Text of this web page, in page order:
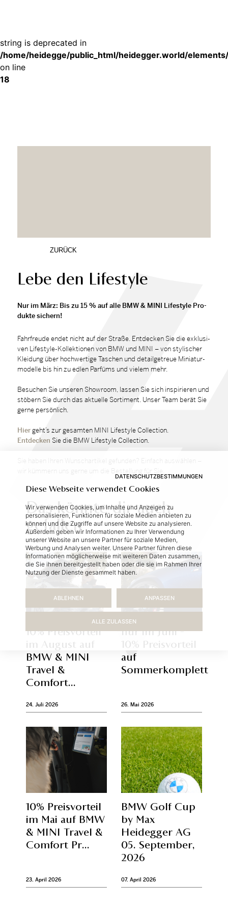
string is deprecated in
/home/heidegge/public_html/heidegger.world/
on line
18
ZURÜCK
Lebe den Lifestyle
Nur im März: Bis zu 15 % auf alle BMW & MINI Life­style Pro­
duk­te si­chern!
Fahr­freu­de en­det nicht auf der Stra­ße. Ent­de­cken Sie die ex­klu­si­
ven Life­style-Kol­lek­tio­nen von BMW und MINI – von sty­li­scher
Klei­dung über hoch­wer­ti­ge Ta­schen und de­tail­ge­treue Mi­nia­tur­
mo­del­le bis hin zu ed­len Par­füms und vie­lem mehr.
Be­su­chen Sie un­se­ren Show­room, las­sen Sie sich in­spi­rie­ren und
stö­bern Sie durch das ak­tu­el­le Sor­ti­ment. Un­ser Team be­rät Sie
ger­ne per­sön­lich.
Hiergeht’s zur ge­sam­ten MINI Life­style Collec­tion.
Ent­de­cken Sie die BMW Life­style Collec­tion.
Sie ha­ben Ih­ren Wunsch­ar­ti­kel ge­fun­den? Ein­fach aus­wäh­len –
wir küm­mern uns ger­ne um die Be­stel­lung für Sie.
Das könnte dir auch
gefallen
10% Preisvorteil
im August auf
BMW & MINI
Travel &
Comfort...
24. Juli 2026
nur im Juni -
10% Preisvorteil
auf
26. Mai 2026
10% Preisvorteil
im Mai auf BMW
& MINI Travel &
Comfort Pr...
23. April 2026
BMW Golf Cup
by Max
Heidegger AG
05. September,
2026
07. April 2026
DATENSCHUTZBESTIMMUNGEN
Diese Webseite verwendet Cookies
Wir verwenden Cookies, um Inhalte und Anzeigen zu
personalisieren, Funktionen für soziale Medien anbieten zu
können und die Zugriffe auf unsere Website zu analysieren.
Außerdem geben wir Informationen zu Ihrer Verwendung
unserer Website an unsere Partner für soziale Medien,
Werbung und Analysen weiter. Unsere Partner führen diese
Informationen möglicherweise mit weiteren Daten zusammen,
die Sie ihnen bereitgestellt haben oder die sie im Rahmen Ihrer
Nutzung der Dienste gesammelt haben.
ABLEHNEN ANPASSEN
ALLE ZULASSEN